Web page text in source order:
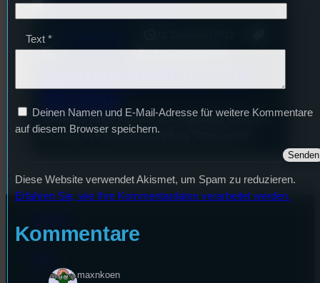
mic
Talentierte junge Musiker aus Ingolstadt sprechen
u.a. über ihre Stil-Neuschöpfung “Alternacore”.
Text *
Deinen Namen und E-Mail-Adresse für weitere Kommentare
auf diesem Browser speichern.
Diese Website verwendet Akismet, um Spam zu reduzieren.
Erfahren Sie, wie Ihre Kommentardaten verarbeitet werden.
Kommentare
maxnkoen